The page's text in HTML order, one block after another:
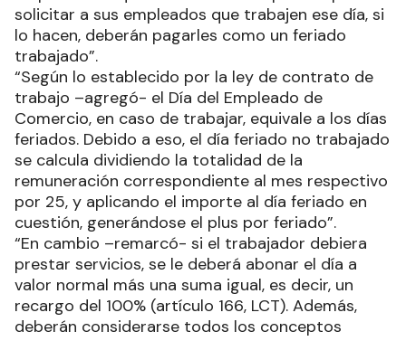
solicitar a sus empleados que trabajen ese día, si
lo hacen, deberán pagarles como un feriado
trabajado”.
“Según lo establecido por la ley de contrato de
trabajo –agregó- el Día del Empleado de
Comercio, en caso de trabajar, equivale a los días
feriados. Debido a eso, el día feriado no trabajado
se calcula dividiendo la totalidad de la
remuneración correspondiente al mes respectivo
por 25, y aplicando el importe al día feriado en
cuestión, generándose el plus por feriado”.
“En cambio –remarcó- si el trabajador debiera
prestar servicios, se le deberá abonar el día a
valor normal más una suma igual, es decir, un
recargo del 100% (artículo 166, LCT). Además,
deberán considerarse todos los conceptos